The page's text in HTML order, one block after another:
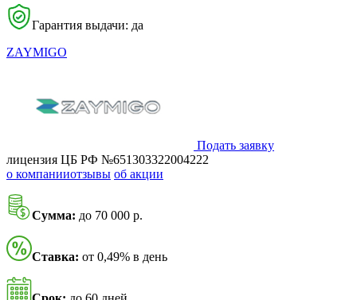
Гарантия выдачи: да
ZAYMIGO
Подать заявку
лицензия ЦБ РФ №651303322004222
о компанииотзывы об акции
Сумма: до 70 000 р.
Ставка: от 0,49% в день